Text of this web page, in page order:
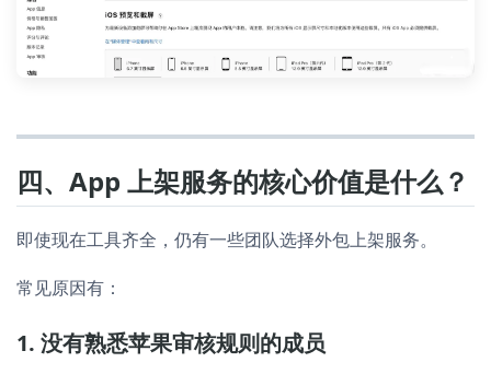
四、App 上架服务的核心价值是什么？
即使现在工具齐全，仍有一些团队选择外包上架服务。
常见原因有：
1. 没有熟悉苹果审核规则的成员